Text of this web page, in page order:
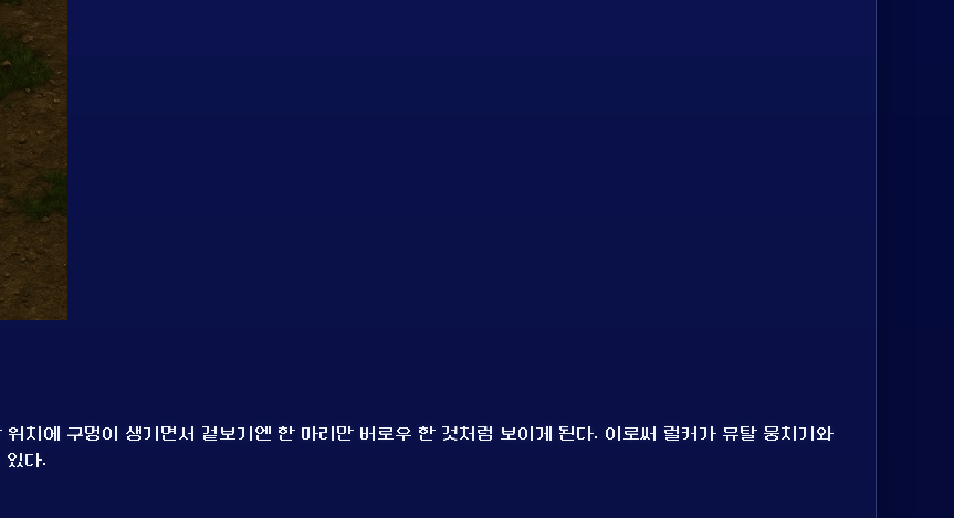
치에 구멍이 생기면서 겉보기엔 한 마리만 버로우 한 것처럼 보이게 된다. 이로써 럴커가 뮤탈 뭉치기와
있다.